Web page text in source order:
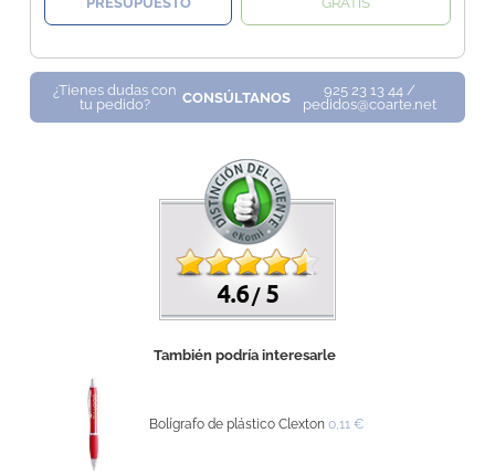
¿Tienes dudas con
tu pedido?
CONSÚLTANOS
925 23 13 44 /
pedidos@coarte.net
4.6 /5
También podría interesarle
Bolígrafo de plástico Clexton 0,11 €